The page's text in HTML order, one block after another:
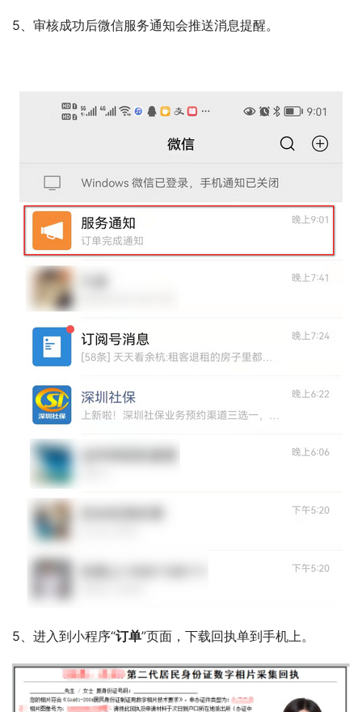
5、审核成功后微信服务通知会推送消息提醒。
5、进入到小程序“订单”页面，下载回执单到手机上。